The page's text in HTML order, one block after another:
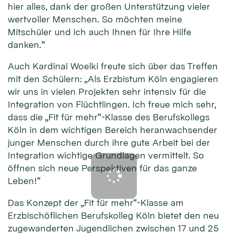
hier alles, dank der großen Unterstützung vieler
wertvoller Menschen. So möchten meine
Mitschüler und ich auch Ihnen für Ihre Hilfe
danken.”
Auch Kardinal Woelki freute sich über das Treffen
mit den Schülern: „Als Erzbistum Köln engagieren
wir uns in vielen Projekten sehr intensiv für die
Integration von Flüchtlingen. Ich freue mich sehr,
dass die „Fit für mehr“-Klasse des Berufskollegs
Köln in dem wichtigen Bereich heranwachsender
junger Menschen durch ihre gute Arbeit bei der
Integration wichtige Grundlagen vermittelt. So
öffnen sich neue Perspektiven für das ganze
Leben!“
Das Konzept der „Fit für mehr“-Klasse am
Erzbischöflichen Berufskolleg Köln bietet den neu
zugewanderten Jugendlichen zwischen 17 und 25